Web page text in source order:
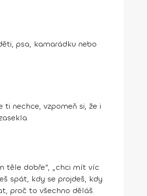
psa, kamarádku nebo
nechce, vzpomeň si, že i
těle dobře“, „chci mít víc
spát, kdy se projdeš, kdy
proč to všechno děláš.